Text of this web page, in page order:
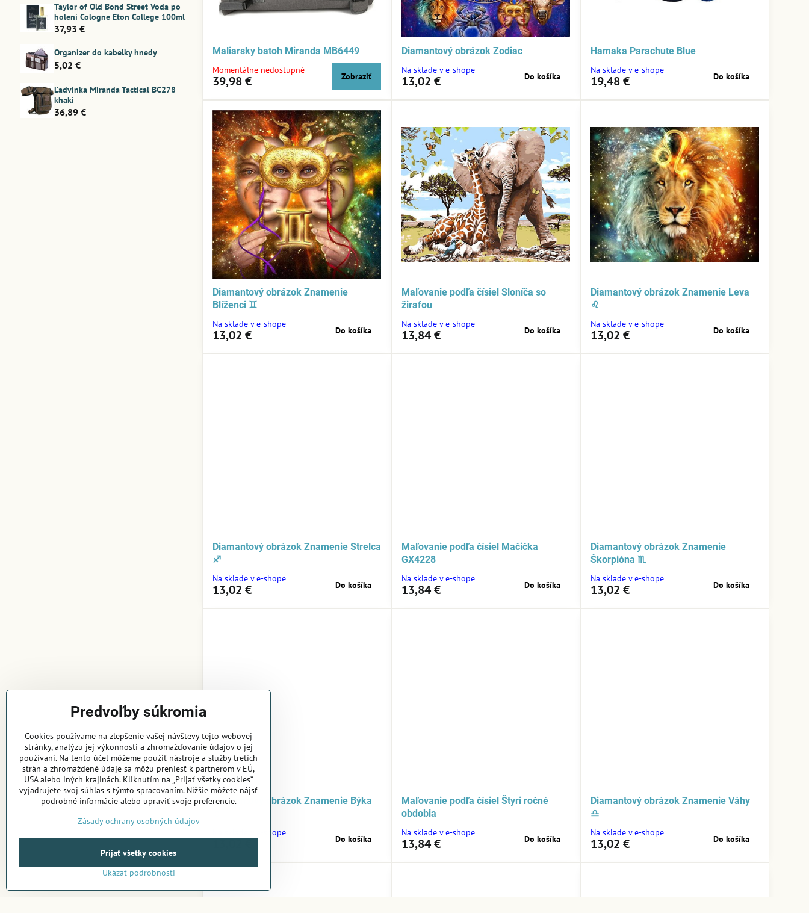
Maliarsky batoh Miranda MB6449
Momentálne nedostupné
39,98 € Zobraziť
Diamantový obrázok Zodiac
Na sklade v e-shope
13,02 € Do košíka
Hamaka Parachute Blue
Na sklade v e-shope
19,48 € Do košíka
Diamantový obrázok Znamenie
Blíženci ♊
Na sklade v e-shope
13,02 € Do košíka
Maľovanie podľa čísiel Sloníča so
žirafou
Na sklade v e-shope
13,84 € Do košíka
Diamantový obrázok Znamenie Leva
♌
Na sklade v e-shope
13,02 € Do košíka
Diamantový obrázok Znamenie Strelca
♐
Na sklade v e-shope
13,02 € Do košíka
Maľovanie podľa čísiel Mačička
GX4228
Na sklade v e-shope
13,84 € Do košíka
Diamantový obrázok Znamenie
Škorpióna ♏
Na sklade v e-shope
13,02 € Do košíka
Diamantový obrázok Znamenie Býka
Na sklade v e-shope
13,02 € Do košíka
Maľovanie podľa čísiel Štyri ročné
obdobia
Na sklade v e-shope
13,84 € Do košíka
Diamantový obrázok Znamenie Váhy
♎
Na sklade v e-shope
13,02 € Do košíka
Taylor of Old Bond Street Voda po
holení Cologne Eton College 100ml
37,93 €
Organizer do kabelky hnedy
5,02 €
Ľadvinka Miranda Tactical BC278
khaki
36,89 €
Predvoľby súkromia
Cookies používame na zlepšenie vašej návštevy tejto webovej
stránky, analýzu jej výkonnosti a zhromažďovanie údajov o jej
používaní. Na tento účel môžeme použiť nástroje a služby tretích
strán a zhromaždené údaje sa môžu preniesť k partnerom v EÚ,
USA alebo iných krajinách. Kliknutím na „Prijať všetky cookies“
vyjadrujete svoj súhlas s týmto spracovaním. Nižšie môžete nájsť
podrobné informácie alebo upraviť svoje preferencie.
Zásady ochrany osobných údajov
Ukázať podrobnosti
Prijať všetky cookies